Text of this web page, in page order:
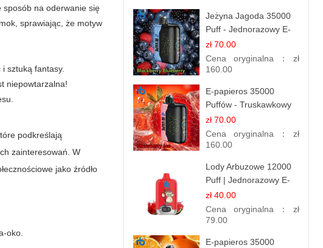
na oderwanie się
, sprawiając, że motyw
sztuką fantasy.
niepowtarzalna!
podkreślają
zainteresowań. W
jako źródło
oko.
Jeżyna Jagoda 35000
Puff - Jednorazowy E-
papieros | Smak
Leśnych Owoców
zł 70.00
Cena oryginalna： zł
160.00
E-papieros 35000
Puffów - Truskawkowy
Lód | Orzeźwiający
Smak
zł 70.00
Cena oryginalna： zł
160.00
Lody Arbuzowe 12000
Puff | Jednorazowy E-
papieros | Deserowy
Smak
zł 40.00
Cena oryginalna： zł
79.00
E-papieros 35000